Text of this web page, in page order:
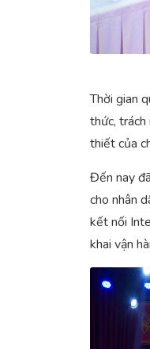
Thời gian
thức, trách
thiết của
Đến nay
cho nhân
kết nối
khai vận